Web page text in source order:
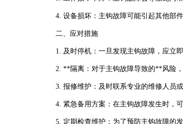
4. 设备损坏：主钩故障可能引起其他部
二、应对措施
1. 及时停机：一旦发现主钩故障，应立
2. **隔离：对于主钩故障导致的**风险
3. 报修维护：及时联系专业的维修人员
4. 紧急备用方案：在主钩故障发生时，
5. 定期检查维护：为了预防主钩故障的